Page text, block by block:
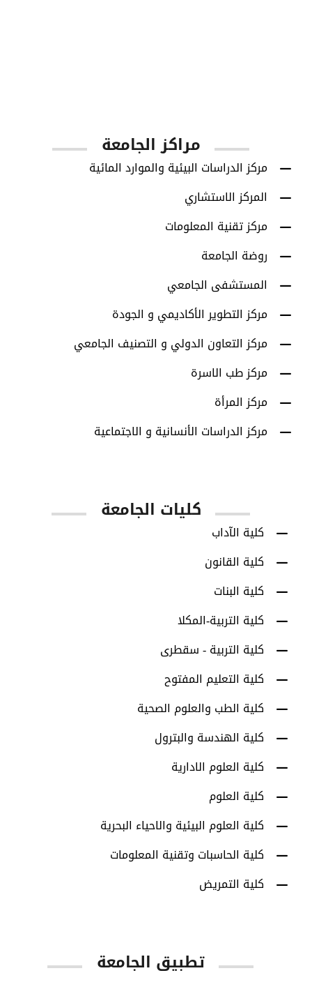
مراكز الجامعة
مركز الدراسات البيئية والموارد المائية
المركز الاستشاري
مركز تقنية المعلومات
روضة الجامعة
المستشفى الجامعي
مركز التطوير الأكاديمي و الجودة
مركز التعاون الدولي و التصنيف الجامعي
مركز طب الاسرة
مركز المرأة
مركز الدراسات الأنسانية و الاجتماعية
كليات الجامعة
كلية الآداب
كلية القانون
كلية البنات
كلية التربية-المكلا
كلية التربية - سقطرى
كلية التعليم المفتوح
كلية الطب والعلوم الصحية
كلية الهندسة والبترول
كلية العلوم الادارية
كلية العلوم
كلية العلوم البيئية والاحياء البحرية
كلية الحاسبات وتقنية المعلومات
كلية التمريض
تطبيق الجامعة